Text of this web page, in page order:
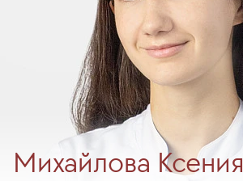
Михайлова Ксения